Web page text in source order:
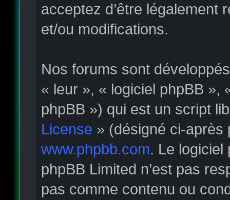
acceptez d’être légalement
et/ou modifications.
Nos forums sont
« leur », « logiciel phpBB »,
phpBB ») qui est un script
License » (désigné ci-après
www.phpbb.com. Le logiciel
phpBB Limited n’est pas
pas comme contenu ou